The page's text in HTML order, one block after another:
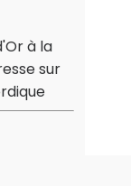
à la
sur